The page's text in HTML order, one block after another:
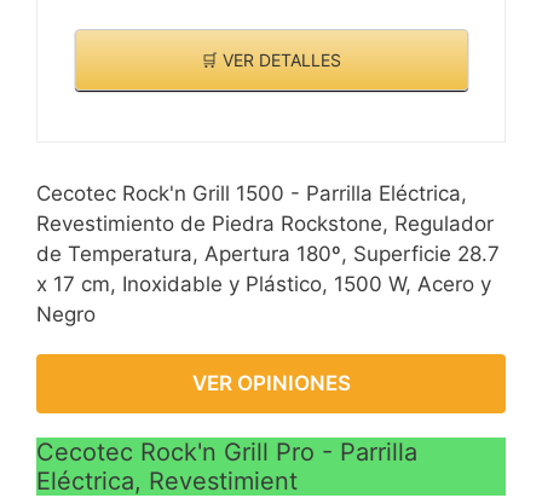
🛒 VER DETALLES
Cecotec Rock'n Grill 1500 - Parrilla Eléctrica,
Revestimiento de Piedra Rockstone, Regulador
de Temperatura, Apertura 180º, Superficie 28.7
x 17 cm, Inoxidable y Plástico, 1500 W, Acero y
Negro
VER OPINIONES
Cecotec Rock'n Grill Pro - Parrilla
Eléctrica, Revestimient